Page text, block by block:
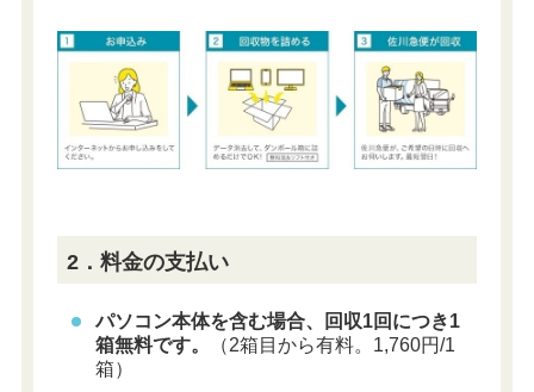
2．料金の支払い
パソコン本体を含む場合、回収1回につき1
箱無料です。
（2箱目から有料。1,760円/1
箱）